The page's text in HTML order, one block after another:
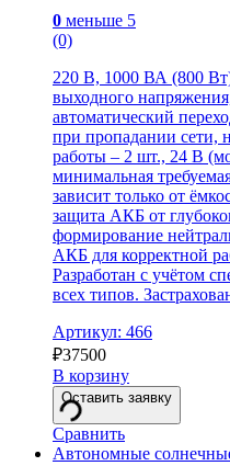
0 меньше 5
(0)
220 В, 1000 ВА (800
выходного
автоматический
при пропадании сети,
работы – 2 шт., 24 В
минимальная
зависит только от
защита АКБ от
формирование
АКБ для корректной
Разработан с учётом
всех типов.
Артикул: 466
₽37500
В корзину
Оставить заявку
Сравнить
Автономные